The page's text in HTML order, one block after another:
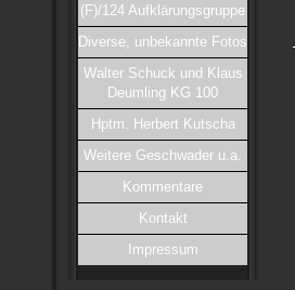
(F)/124 Aufklärungsgruppe
Diverse, unbekannte Fotos
Walter Schuck und Klaus
Deumling KG 100
Hptm. Herbert Kutscha
Weitere Geschwader u.a.
Kommentare
Kontakt
Impressum